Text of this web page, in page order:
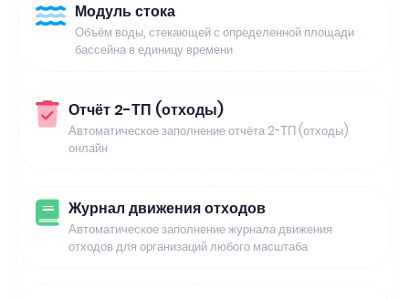
Модуль стока
Объём воды, стекающей с определенной площади
бассейна в единицу времени
Отчёт 2-ТП (отходы)
Автоматическое заполнение отчёта 2-ТП (отходы)
онлайн
Журнал движения отходов
Автоматическое заполнение журнала движения
отходов для организаций любого масштаба